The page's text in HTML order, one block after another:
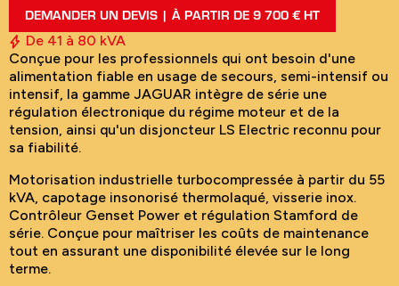
DEMANDER UN DEVIS | À PARTIR DE 9 700 € HT
De 41 à 80 kVA
Conçue pour les professionnels qui ont besoin d'une
alimentation fiable en usage de secours, semi-intensif ou
intensif, la gamme JAGUAR intègre de série une
régulation électronique du régime moteur et de la
tension, ainsi qu'un disjoncteur LS Electric reconnu pour
sa fiabilité.
Motorisation industrielle turbocompressée à partir du 55
kVA, capotage insonorisé thermolaqué, visserie inox.
Contrôleur Genset Power et régulation Stamford de
série. Conçue pour maîtriser les coûts de maintenance
tout en assurant une disponibilité élevée sur le long
terme.